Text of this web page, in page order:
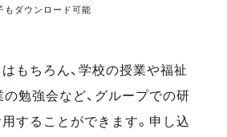
もダウンロード可能
もちろん、学校の授業や福祉
の勉強会など、グループでの研
することができます。申し込